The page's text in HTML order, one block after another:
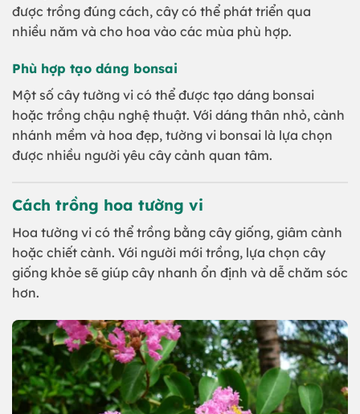
được trồng đúng cách, cây có thể phát triển qua
nhiều năm và cho hoa vào các mùa phù hợp.
Phù hợp tạo dáng bonsai
Một số cây tường vi có thể được tạo dáng bonsai
hoặc trồng chậu nghệ thuật. Với dáng thân nhỏ, cành
nhánh mềm và hoa đẹp, tường vi bonsai là lựa chọn
được nhiều người yêu cây cảnh quan tâm.
Cách trồng hoa tường vi
Hoa tường vi có thể trồng bằng cây giống, giâm cành
hoặc chiết cành. Với người mới trồng, lựa chọn cây
giống khỏe sẽ giúp cây nhanh ổn định và dễ chăm sóc
hơn.